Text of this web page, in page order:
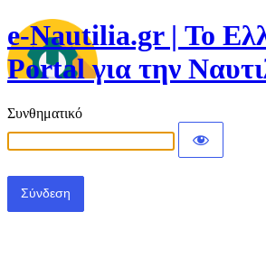
e-Nautilia.gr | Το
Portal για την
Συνθηματικό